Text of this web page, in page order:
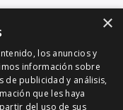
×
los anuncios y
información sobre
de publicidad y análisis,
que les haya
del uso de sus